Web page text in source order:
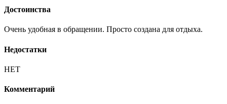
Достоинства
Очень удобная в обращении. Просто создана для отдыха.
Недостатки
НЕТ
Комментарий